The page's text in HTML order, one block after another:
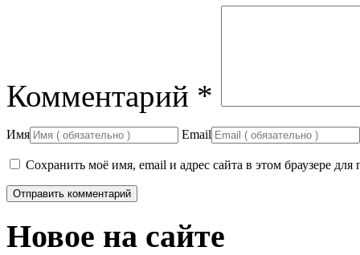
Комментарий *
Имя Email
Сохранить моё имя, email и адрес сайта в этом браузере
Новое на сайте